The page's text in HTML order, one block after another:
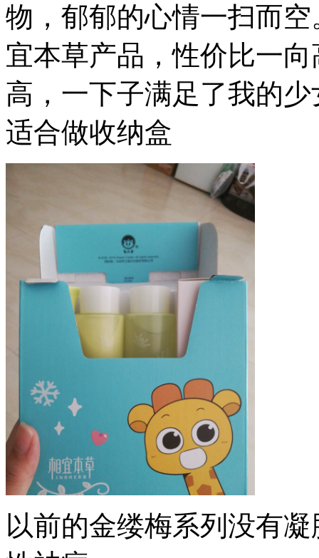
物，郁郁的心情一扫而
宜本草产品，性价比一
高，一下子满足了我的
适合做收纳盒
以前的金缕梅系列没有